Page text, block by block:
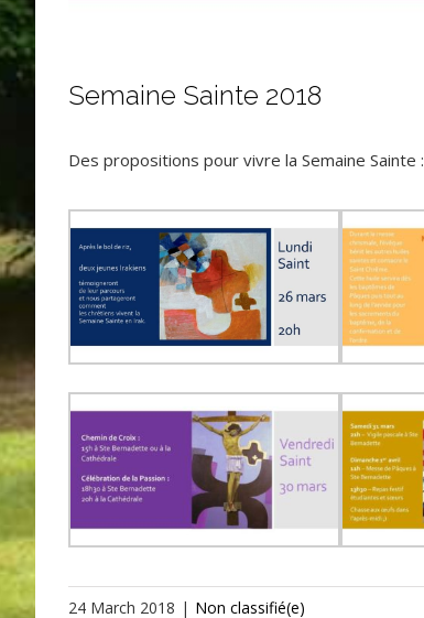
Semaine Sainte 2018
Des propositions pour vivre la Semaine Sainte :
24 March 2018 | Non classifié(e)